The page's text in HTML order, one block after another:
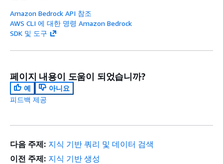
Amazon Bedrock API 참조
AWS CLI 에 대한 명령 Amazon Bedrock
SDK 및 도구
페이지 내용이 도움이 되었습니까?
예
아니요
피드백 제공
다음 주제: 지식 기반 쿼리 및 데이터 검색
이전 주제: 지식 기반 생성